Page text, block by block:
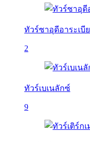
ทัวร์ซาอุดีอาระเบีย
2
ทัวร์เบเนลักซ์
9